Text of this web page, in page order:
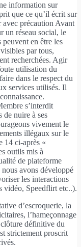
information sur
que ce qu’il écrit sur
avec précaution Avant
un réseau social, le
en être les
par tous,
recherchées. Agir
utilisation du
dans le respect du
services utilisés. Il
s’interdit
de nuire à ses
vivement le
illégaux sur le
14 ci-après «
outils mis à
de plateforme
avons développé
les interactions
vidéo, Speedflirt etc..).
d’escroquerie, la
l’hameçonnage
définitive du
strictement proscrit